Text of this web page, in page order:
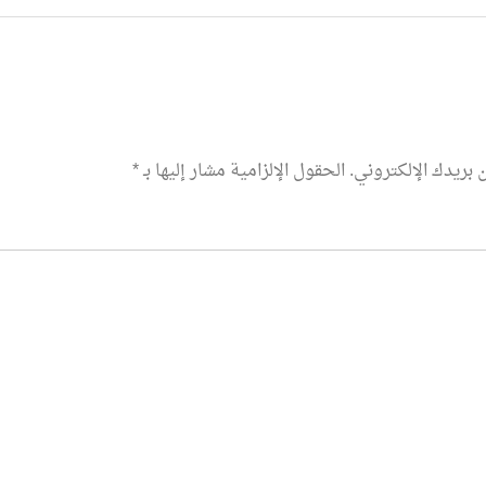
الإلكتروني. الحقول الإلزامية مشار إليها بـ*